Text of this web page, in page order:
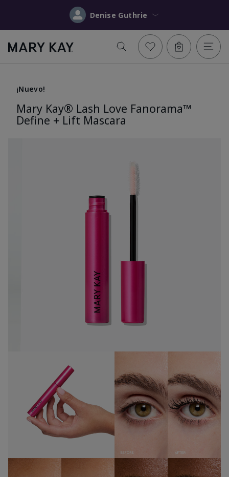
Denise Guthrie
¡Nuevo!
Mary Kay® Lash Love Fanorama™
Define + Lift Mascara